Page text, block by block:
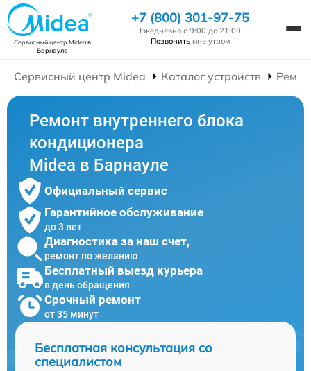
Сервисный центр Mideaв
Барнауле
+7 (800) 301-97-75
Ежедневно с 9:00 до 21:00
Позвонить мне утром
Сервисный центр Midea Каталог устройств
Ремонт внутреннего блока
кондиционера
Midea в Барнауле
Официальный сервис
Гарантийное обслуживание
до 3 лет
Диагностика за наш счет,
ремонт по желанию
Бесплатный выезд курьера
в день обращения
Срочный ремонт
от 35 минут
Бесплатная консультация со
специалистом